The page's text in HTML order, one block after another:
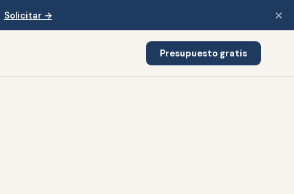
Solicitar → ×
Presupuesto gratis